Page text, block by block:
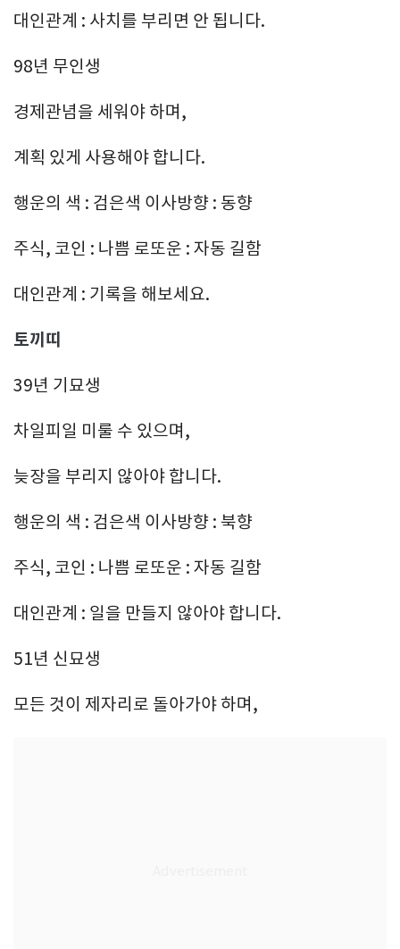
대인관계 : 사치를 부리면 안 됩니다.
98년 무인생
경제관념을 세워야 하며,
계획 있게 사용해야 합니다.
행운의 색 : 검은색 이사방향 : 동향
주식, 코인 : 나쁨 로또운 : 자동 길함
대인관계 : 기록을 해보세요.
토끼띠
39년 기묘생
차일피일 미룰 수 있으며,
늦장을 부리지 않아야 합니다.
행운의 색 : 검은색 이사방향 : 북향
주식, 코인 : 나쁨 로또운 : 자동 길함
대인관계 : 일을 만들지 않아야 합니다.
51년 신묘생
모든 것이 제자리로 돌아가야 하며,